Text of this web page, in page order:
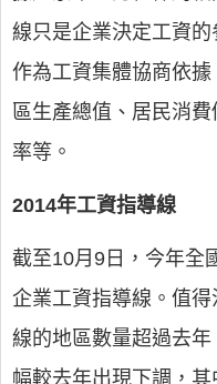
線只是企業決定工資的
作為工資集體協商依
區生產總值、居民消
率等。
2014年工資指導線
截至10月9日，今年全
企業工資指導線。值
線的地區數量超過去
幅較去年出現下調，其